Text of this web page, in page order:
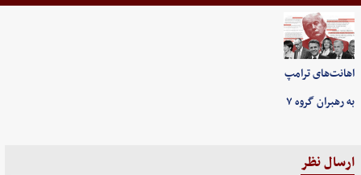
اهانت‌های ترامپ
به رهبران گروه ۷
ارسال نظر